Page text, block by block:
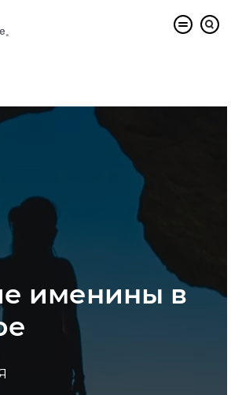
именины в